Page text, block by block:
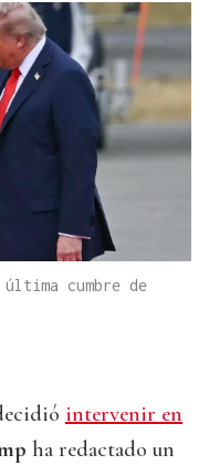
cumbre de
intervenir en
ha redactado un